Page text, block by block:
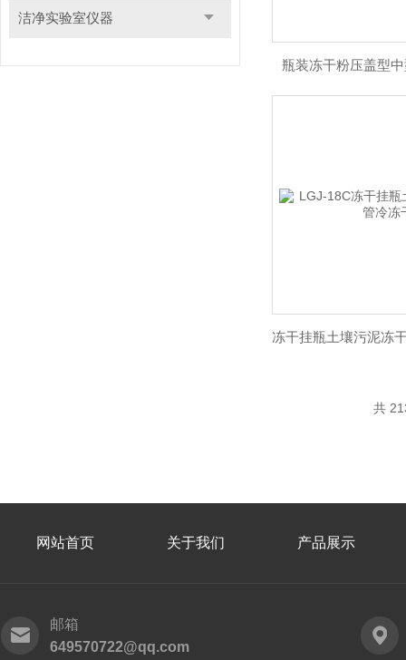
洁净实验室仪器
瓶装冻干粉压盖型
共
网站首页 关于我们 产品展示
邮箱
649570722@qq.com